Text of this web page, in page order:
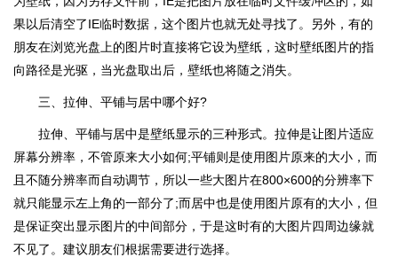
果以后清空了IE临时数据，这个图片也就无处寻找了。另外，有的
朋友在浏览光盘上的图片时直接将它设为壁纸，这时壁纸图片的指
向路径是光驱，当光盘取出后，壁纸也将随之消失。
三、拉伸、平铺与居中哪个好?
拉伸、平铺与居中是壁纸显示的三种形式。拉伸是让图片适应
屏幕分辨率，不管原来大小如何;平铺则是使用图片原来的大小，而
且不随分辨率而自动调节，所以一些大图片在800×600的分辨率下
就只能显示左上角的一部分了;而居中也是使用图片原有的大小，但
是保证突出显示图片的中间部分，于是这时有的大图片四周边缘就
不见了。建议朋友们根据需要进行选择。